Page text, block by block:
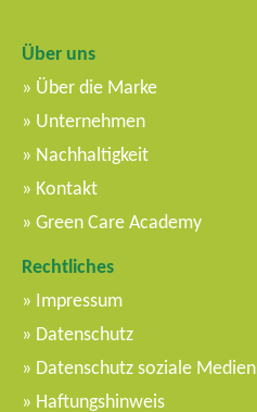
Über uns
Über die Marke
Unternehmen
Nachhaltigkeit
Kontakt
Green Care Academy
Rechtliches
Impressum
Datenschutz
Datenschutz soziale Medien
Haftungshinweis